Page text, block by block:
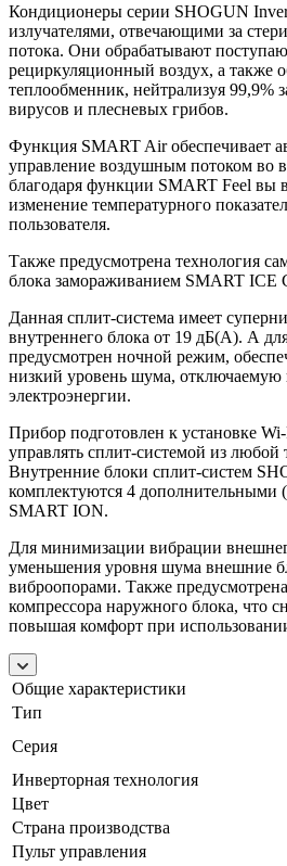
Кондиционеры серии SHOGUN
излучателями, отвечающими за
потока. Они обрабатывают
рециркуляционный воздух, а также
теплообменник, нейтрализуя 99,9%
вирусов и плесневых грибов.
Функция SMART Air обеспечивает
управление воздушным потоком во
благодаря функции SMART Feel вы
изменение температурного
пользователя.
Также предусмотрена технология
блока замораживанием SMART ICE
Данная сплит-система имеет
внутреннего блока от 19 дБ(А). А
предусмотрен ночной режим,
низкий уровень шума,
электроэнергии.
Прибор подготовлен к установке
управлять сплит-системой из любой
Внутренние блоки сплит-систем
комплектуются 4
SMART ION.
Для минимизации вибрации
уменьшения уровня шума внешние
виброопорами. Также
компрессора наружного блока, что
повышая комфорт при
Общие характеристики
Тип
Серия
Инверторная технология
Цвет
Страна производства
Пульт управления